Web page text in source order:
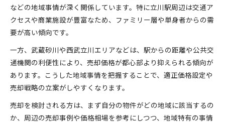
などの地域事情が深く関係しています。特に立川駅周辺は交通ア
クセスや商業施設が豊富なため、ファミリー層や単身者からの需
要が高い傾向です。
一方、武蔵砂川や西武立川エリアなどは、駅からの距離や公共交
通機関の利便性により、売却価格が都心部より抑えられる傾向が
あります。こうした地域事情を把握することで、適正価格設定や
売却戦略の立案がしやすくなります。
売却を検討される方は、まず自分の物件がどの地域に該当するの
か、周辺の売却事例や価格相場を参考にしつつ、地域特有の事情